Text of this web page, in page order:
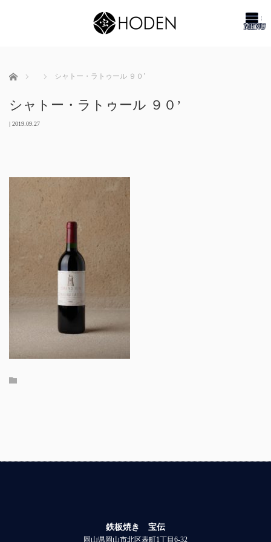
ホーム シャトー・ラトゥール ９０’
シャトー・ラトゥール ９０’
| 2019.09.27
鉄板焼き 宝伝
岡山県岡山市北区表町1丁目6-32